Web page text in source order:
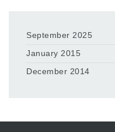
September 2025
January 2015
December 2014